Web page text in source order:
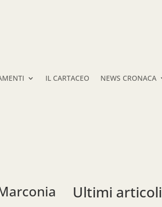
IL CARTACEO NEWS CRONACA
Ultimi articoli